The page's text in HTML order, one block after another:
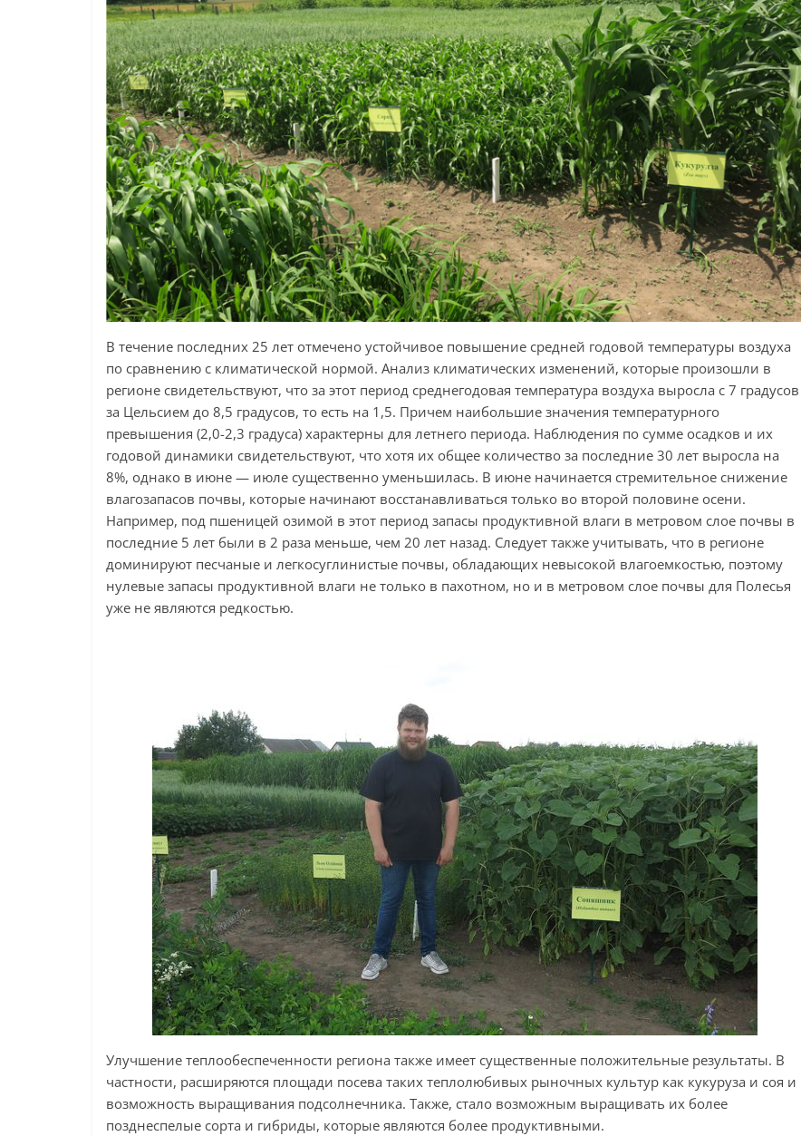
В течение последних 25 лет отмечено устойчивое повышение средней годовой температуры воздуха
по сравнению с климатической нормой. Анализ климатических изменений, которые произошли в
регионе свидетельствуют, что за этот период среднегодовая температура воздуха выросла с 7 градусов
за Цельсием до 8,5 градусов, то есть на 1,5. Причем наибольшие значения температурного
превышения (2,0-2,3 градуса) характерны для летнего периода. Наблюдения по сумме осадков и их
годовой динамики свидетельствуют, что хотя их общее количество за последние 30 лет выросла на
8%, однако в июне — июле существенно уменьшилась. В июне начинается стремительное снижение
влагозапасов почвы, которые начинают восстанавливаться только во второй половине осени.
Например, под пшеницей озимой в этот период запасы продуктивной влаги в метровом слое почвы в
последние 5 лет были в 2 раза меньше, чем 20 лет назад. Следует также учитывать, что в регионе
доминируют песчаные и легкосуглинистые почвы, обладающих невысокой влагоемкостью, поэтому
нулевые запасы продуктивной влаги не только в пахотном, но и в метровом слое почвы для Полесья
уже не являются редкостью.
Улучшение теплообеспеченности региона также имеет существенные положительные результаты. В
частности, расширяются площади посева таких теплолюбивых рыночных культур как кукуруза и соя и
возможность выращивания подсолнечника. Также, стало возможным выращивать их более
позднеспелые сорта и гибриды, которые являются более продуктивными.